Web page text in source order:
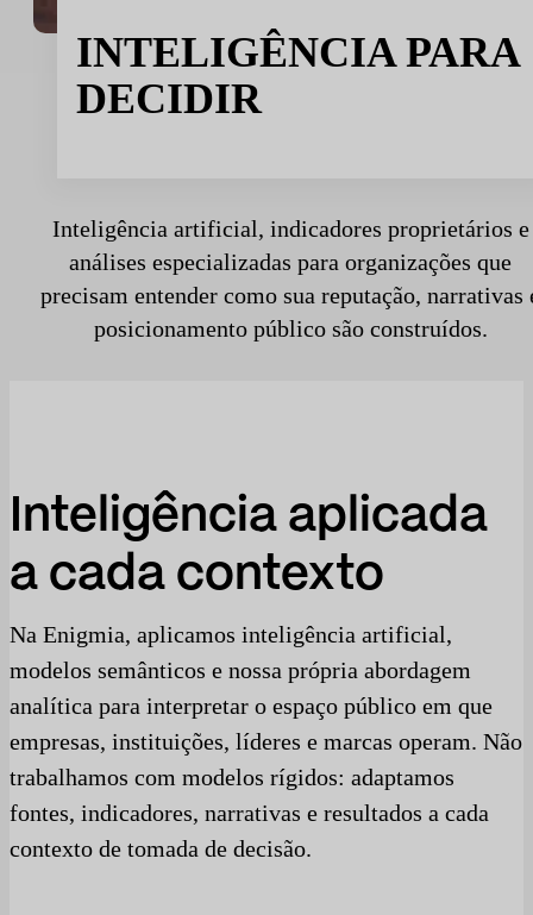
Desporto
Esporte e talento
Mídia e reportagem
INTELIGÊNCIA PARA
DECIDIR
Inteligência artificial, indicadores proprietários e
análises especializadas para organizações que
precisam entender como sua reputação, narrativas
posicionamento público são construídos.
Inteligência aplicada
a cada contexto
Na Enigmia, aplicamos inteligência artificial,
modelos semânticos e nossa própria abordagem
analítica para interpretar o espaço público em que
empresas, instituições, líderes e marcas operam. Não
trabalhamos com modelos rígidos: adaptamos
fontes, indicadores, narrativas e resultados a cada
contexto de tomada de decisão.